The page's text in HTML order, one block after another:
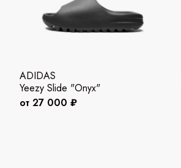
ADIDAS
Yeezy Slide "Onyx"
от 27 000 ₽